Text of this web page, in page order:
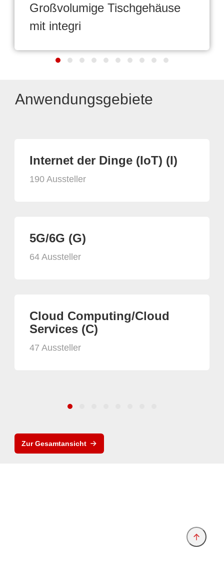
Großvolumige Tischgehäuse
mit integri
Anwendungsgebiete
Internet der Dinge (IoT) (I)
190 Aussteller
5G/6G (G)
64 Aussteller
Cloud Computing/Cloud
Services (C)
47 Aussteller
Zur Gesamtansicht